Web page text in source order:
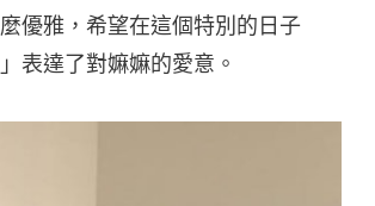
優雅，希望在這個特別的日子
表達了對嫲嫲的愛意。